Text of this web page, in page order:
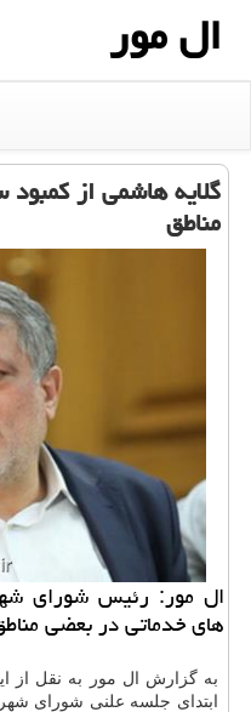
ال مور
گلایه هاشمی از
مناطق
ال مور: رئیس شورای
های خدماتی در بعضی
به گزارش ال مور به نقل از